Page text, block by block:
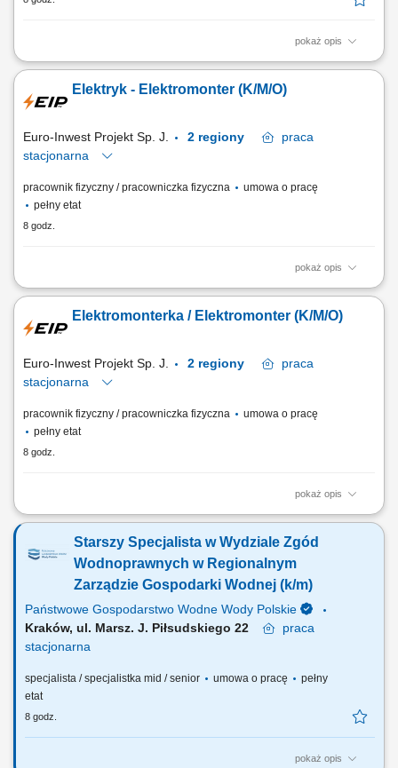
pokaż opis
DO TWOICH ZADAŃ NALEŻEĆ BĘDZIE: Nadzorowanie i
przygotowania, przez realizację, aż po uruchomienie i odbiór inwestycji
Nadzór nad jakością i terminowością wykonywanych prac oraz
Elektryk - Elektromonter (K/M/O)
Euro-Inwest Projekt Sp. J.
praca
stacjonarna
pracownik fizyczny / pracowniczka fizyczna
umowa o pracę
pełny etat
8 godz.
pokaż opis
Zakres obowiązków: kompleksowy montaż tras kablowych (koryta,
wyciąganie kabli WLZ, zasilających oraz sterowniczych. łączenie,
zarabianie i podłączanie przewodów oraz kabli elektrycznych. montaż
Elektromonterka / Elektromonter (K/M/O)
Euro-Inwest Projekt Sp. J.
praca
stacjonarna
pracownik fizyczny / pracowniczka fizyczna
umowa o pracę
pełny etat
8 godz.
pokaż opis
Zadania: Budowa koryt, drabin kablowych i tras do urządzeń
oraz sterowniczych; Instalacja szaf sterowniczych, rozdzielnic oraz
osprzętu elektroinstalacyjnego; Praca z dokumentacją techniczną na
obiektach przemysłowych;...
Starszy Specjalista w Wydziale Zgód
Wodnoprawnych w Regionalnym
Zarządzie Gospodarki Wodnej (k/m)
Państwowe Gospodarstwo Wodne Wody Polskie
Kraków, ul. Marsz. J. Piłsudskiego 22
praca
stacjonarna
specjalista / specjalistka mid / senior umowa o pracę
pełny
etat
8 godz.
pokaż opis